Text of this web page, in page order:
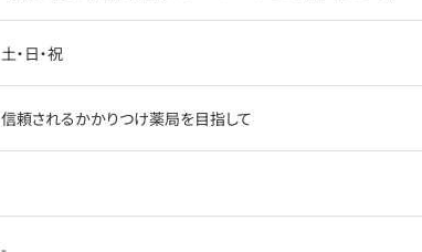
土・日・祝
信頼されるかかりつけ薬局を目指して